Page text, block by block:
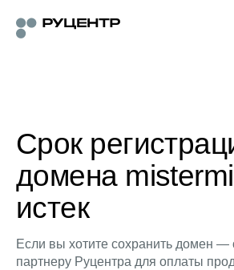
Срок
домена
истек
Если вы хотите сохранить домен —
партнеру Руцентра для оплаты